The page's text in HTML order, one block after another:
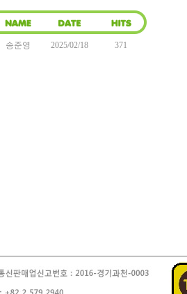
송준영 2025/02/18 371